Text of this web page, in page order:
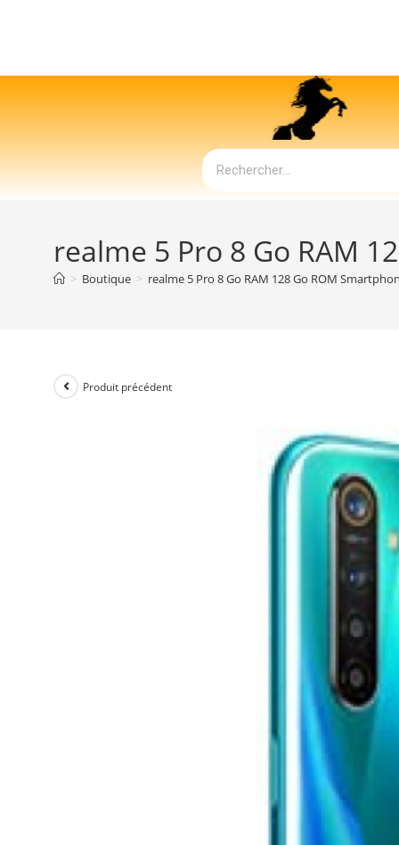
realme 5 Pro 8 Go RAM
> Boutique > realme 5 Pro 8 Go RAM 128 Go ROM
Produit précédent